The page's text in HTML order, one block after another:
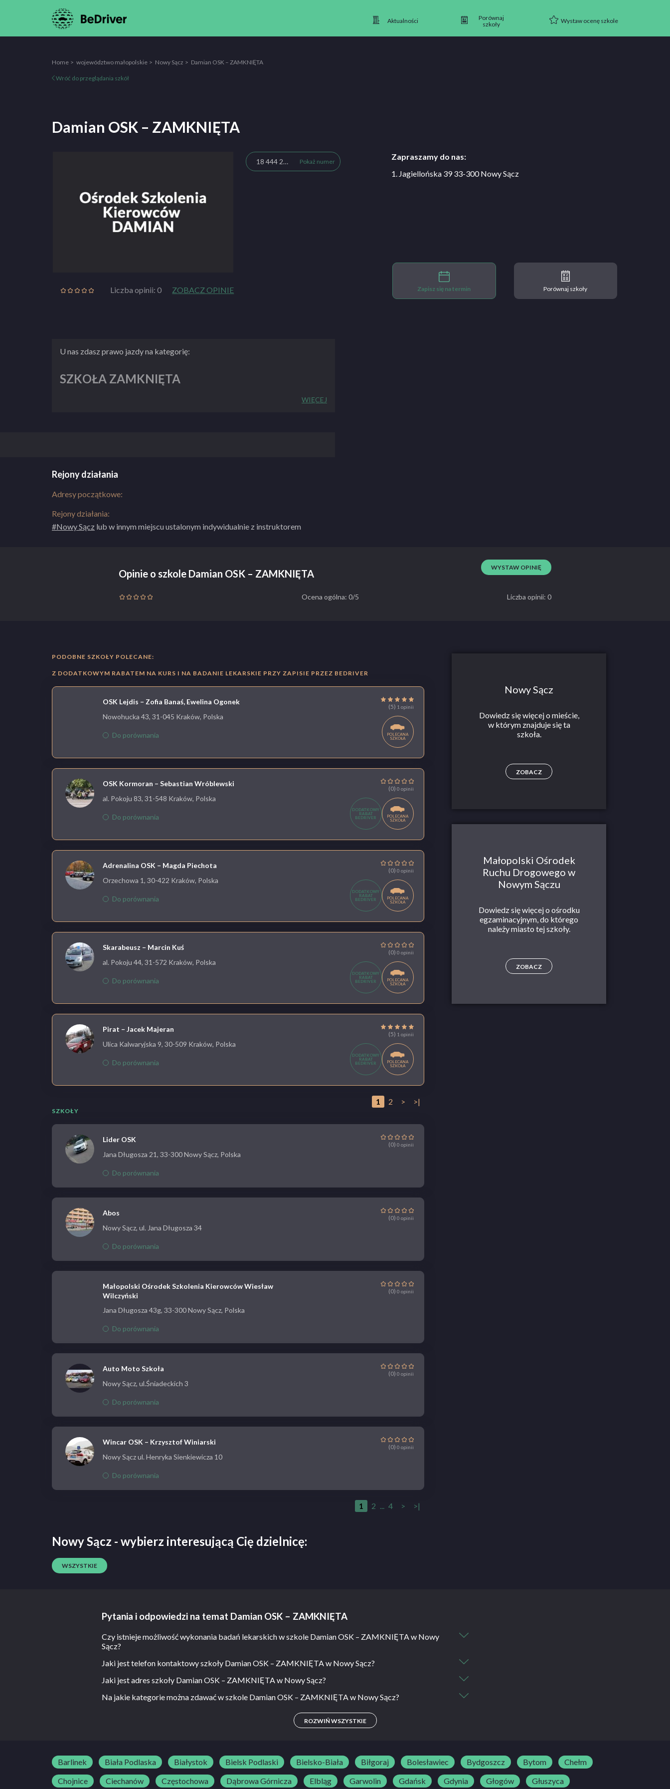
Aktualności
Porównaj
szkoły
Wystaw ocenę szkole
Home województwo małopolskie Nowy Sącz Damian OSK – ZAMKNIĘTA
Wróć do przeglądania szkół
Damian OSK – ZAMKNIĘTA
Liczba opinii: 0 ZOBACZ OPINIE
18 444 27 74 Pokaż numer
Zapraszamy do nas:
1. Jagiellońska 39 33-300 Nowy Sącz
Zapisz się na termin Porównaj szkoły
U nas zdasz prawo jazdy na kategorię:
SZKOŁA ZAMKNIĘTA
WIĘCEJ
Rejony działania
Adresy początkowe:
Rejony działania:
#Nowy Sącz lub w innym miejscu ustalonym indywidualnie z instruktorem
Opinie o szkole Damian OSK – ZAMKNIĘTA
WYSTAW OPINIĘ
Ocena ogólna: 0/5 Liczba opinii: 0
PODOBNE SZKOŁY POLECANE:
Z DODATKOWYM RABATEM NA KURS I NA BADANIE LEKARSKIE PRZY ZAPISIE PRZEZ BEDRIVER
OSK Lejdis – Zofia Banaś, Ewelina Ogonek
(5) 1 opinii
Nowohucka 43, 31-045 Kraków, Polska
Do porównania
POLECANA
SZKOŁA
OSK Kormoran – Sebastian Wróblewski
(0) 0 opinii
al. Pokoju 83, 31-548 Kraków, Polska
Do porównania
DODATKOWY
RABAT
BEDRIVER
POLECANA
SZKOŁA
Adrenalina OSK – Magda Piechota
(0) 0 opinii
Orzechowa 1, 30-422 Kraków, Polska
Do porównania
DODATKOWY
RABAT
BEDRIVER
POLECANA
SZKOŁA
Skarabeusz – Marcin Kuś
(0) 0 opinii
al. Pokoju 44, 31-572 Kraków, Polska
Do porównania
DODATKOWY
RABAT
BEDRIVER
POLECANA
SZKOŁA
Pirat – Jacek Majeran
(5) 1 opinii
Ulica Kalwaryjska 9, 30-509 Kraków, Polska
Do porównania
DODATKOWY
RABAT
BEDRIVER
POLECANA
SZKOŁA
1 2 > >|
SZKOŁY
Lider OSK
(0) 0 opinii
Jana Długosza 21, 33-300 Nowy Sącz, Polska
Do porównania
Abos
(0) 0 opinii
Nowy Sącz, ul. Jana Długosza 34
Do porównania
Małopolski Ośrodek Szkolenia Kierowców Wiesław
Wilczyński
(0) 0 opinii
Jana Długosza 43g, 33-300 Nowy Sącz, Polska
Do porównania
Auto Moto Szkoła
(0) 0 opinii
Nowy Sącz, ul.Śniadeckich 3
Do porównania
Wincar OSK – Krzysztof Winiarski
(0) 0 opinii
Nowy Sącz ul. Henryka Sienkiewicza 10
Do porównania
1 2 ... 4 > >|
Nowy Sącz
Dowiedz się więcej o mieście,
w którym znajduje się ta
szkoła.
ZOBACZ
Małopolski Ośrodek
Ruchu Drogowego w
Nowym Sączu
Dowiedz się więcej o ośrodku
egzaminacyjnym, do którego
należy miasto tej szkoły.
ZOBACZ
Nowy Sącz - wybierz interesującą Cię dzielnicę:
WSZYSTKIE
Pytania i odpowiedzi na temat Damian OSK – ZAMKNIĘTA
Czy istnieje możliwość wykonania badań lekarskich w szkole Damian OSK – ZAMKNIĘTA w Nowy
Sącz?
Nie, nie ma takiej możliwości.
Jaki jest telefon kontaktowy szkoły Damian OSK – ZAMKNIĘTA w Nowy Sącz?
18 444 27 74
Jaki jest adres szkoły Damian OSK – ZAMKNIĘTA w Nowy Sącz?
Jagiellońska 39 33-300 Nowy Sącz
Na jakie kategorie można zdawać w szkole Damian OSK – ZAMKNIĘTA w Nowy Sącz?
ROZWIŃ WSZYSTKIE
Barlinek Biała Podlaska Białystok Bielsk Podlaski Bielsko-Biała Biłgoraj Bolesławiec Bydgoszcz Bytom
Chełm
Chojnice
Ciechanów Częstochowa Dąbrowa Górnicza Elbląg Garwolin Gdańsk Gdynia Głogów Głuszyca